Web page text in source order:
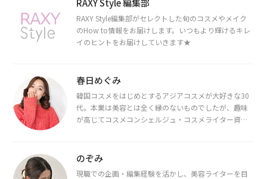
RAXY Style 編集部
RAXY Style編集部がセレクトした旬のコスメやメイク
のHow to情報をお届けします。いつもより輝けるキレ
イのヒントをお届けしていきます★
春日めぐみ
韓国コスメをはじめとするアジアコスメが大好きな30
代。本業は美容とは全く縁のないものでしたが、趣味
が高じてコスメコンシェルジュ・コスメライター資格
断・骨格診断によるイメージコンサルティングも行っ
のぞみ
現職での企画・編集経験を活かし、美容ライターを目